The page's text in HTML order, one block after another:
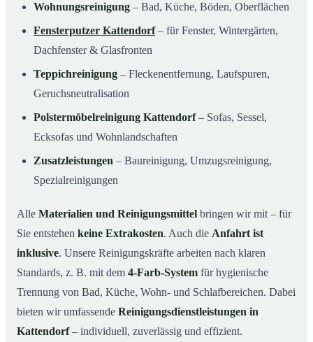
Wohnungsreinigung – Bad, Küche, Böden, Oberflächen
Fensterputzer Kattendorf– für Fenster, Wintergärten,
Dachfenster & Glasfronten
Teppichreinigung – Fleckenentfernung, Laufspuren,
Geruchsneutralisation
Polstermöbelreinigung Kattendorf– Sofas, Sessel,
Ecksofas und Wohnlandschaften
Zusatzleistungen – Baureinigung, Umzugsreinigung,
Spezialreinigungen
Alle Materialien und Reinigungsmittel bringen wir mit – für
Sie entstehen keine Extrakosten. Auch die Anfahrt ist
inklusive. Unsere Reinigungskräfte arbeiten nach klaren
Standards, z. B. mit dem 4-Farb-System für hygienische
Trennung von Bad, Küche, Wohn- und Schlafbereichen. Dabei
bieten wir umfassende Reinigungsdienstleistungen in
Kattendorf– individuell, zuverlässig und effizient.